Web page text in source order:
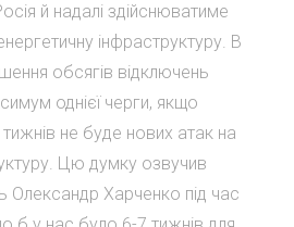
й надалі здійснюватиме
інфраструктуру. В
обсягів відключень
однієї черги, якщо
не буде нових атак на
Цю думку озвучив
Олександр Харченко під час